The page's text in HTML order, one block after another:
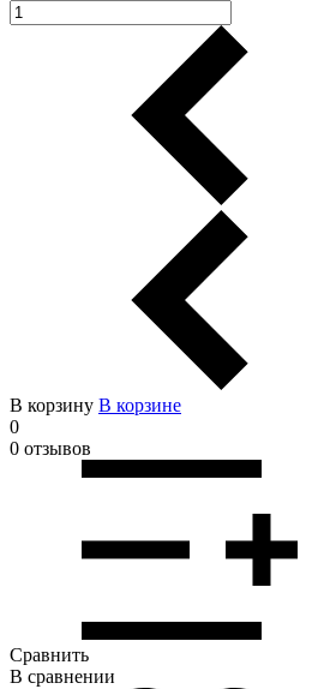
В корзину В корзинe
0
0 отзывов
Сравнить
В сравнении